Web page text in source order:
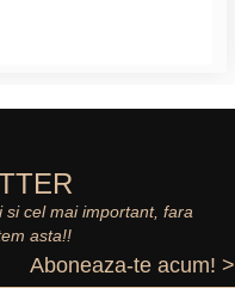
si cel mai important, fara
asta!!
Aboneaza-te acum! >